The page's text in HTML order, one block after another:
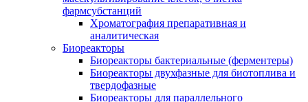
фармсубстанций
Хроматография препаративная и
аналитическая
Биореакторы
Биореакторы бактериальные (ферментеры)
Биореакторы двухфазные для биотоплива и
твердофазные
Биореакторы для параллельного